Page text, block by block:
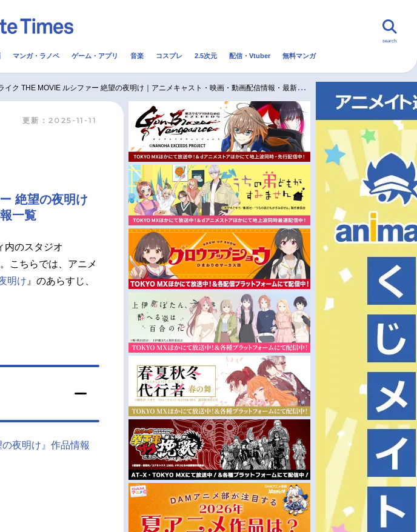
2.5次元 配信・Vtuber トレンド 無料マンガ
覧
今期アニメ曜日別一覧
夏アニメ
秋アニメ
冬アニメ
search
マンガ・ラノベ ゲーム・アプリ 音楽 コスプレ 2.5次元 配信・Vtuber 無料マンガ
ク THE MOVIE ルシファー 絶望の夜明け｜アニメキャスト・映画・動画配信情報・最新情報一覧
更新：2025-11-11
絶望の夜明け
一覧
内のスタジオ
こちらでは、アニメ
明け 』のあらすじ、
夜明け』作品情報